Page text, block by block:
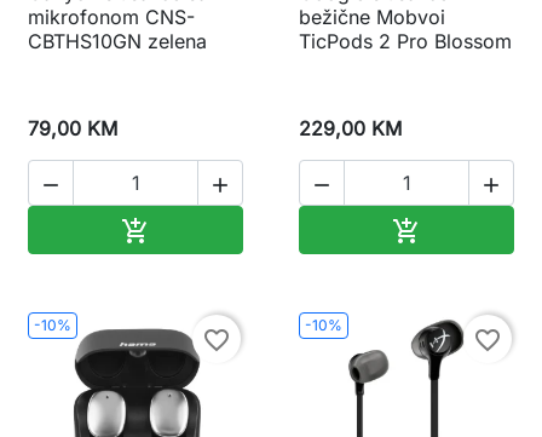
mikrofonom CNS-
CBTHS10GN zelena
79,00 KM
 

bežične Mobvoi
TicPods 2 Pro Blossom
229,00 KM
 

-10%
favorite_border
-10%
favorite_border